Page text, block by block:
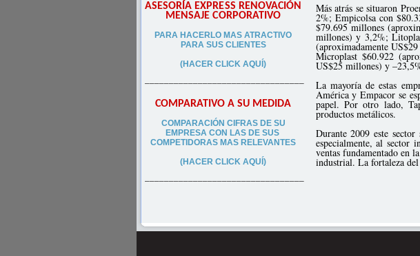
ASESORÍA EXPRESS RENOVACIÓN
MENSAJE CORPORATIVO
PARA HACERLO MAS ATRACTIVO
PARA SUS CLIENTES
(HACER CLICK AQUÍ)
–––––––––––––––––––––––––––––––––
COMPARATIVO A SU MEDIDA
COMPARACIÓN CIFRAS DE SU
EMPRESA CON LAS DE SUS
COMPETIDORAS MAS RELEVANTES
(HACER CLICK AQUÍ)
–––––––––––––––––––––––––––––––––
Más atrás se situaron
2%; Empicolsa con
$79.695 millones
millones) y 3,2%;
(aproximadamente
Microplast $60.922
US$25 millones) y
La mayoría de estas
América y Empacor se
papel. Por otro lado,
productos metálicos.
Durante 2009 este
especialmente, al sector
ventas fundamentado en
industrial. La fortaleza